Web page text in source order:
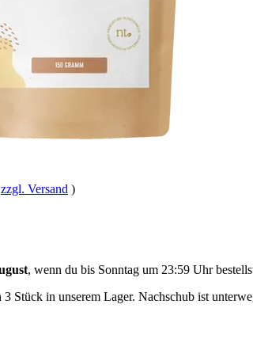
zzgl. Versand )
, wenn du bis Sonntag um 23:59 Uhr
Stück in unserem Lager. Nachschub ist